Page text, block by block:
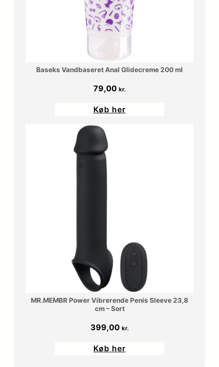
Baseks Vandbaseret Anal Glidecreme 200 ml
79,00 kr.
Køb her
MR.MEMBR Power Vibrerende Penis Sleeve 23,8
cm – Sort
399,00 kr.
Køb her